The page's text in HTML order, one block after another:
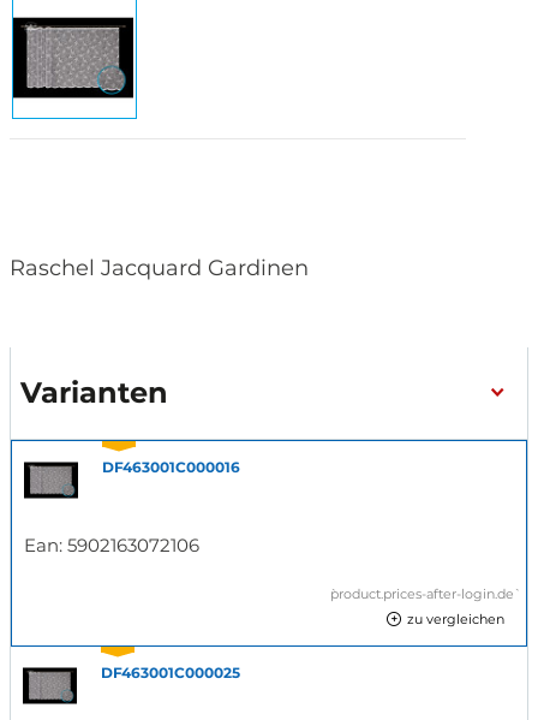
Raschel Jacquard Gardinen
Varianten
DF463001C000016
Ean: 5902163072106
`product.prices-after-login.de`
zu vergleichen
DF463001C000025